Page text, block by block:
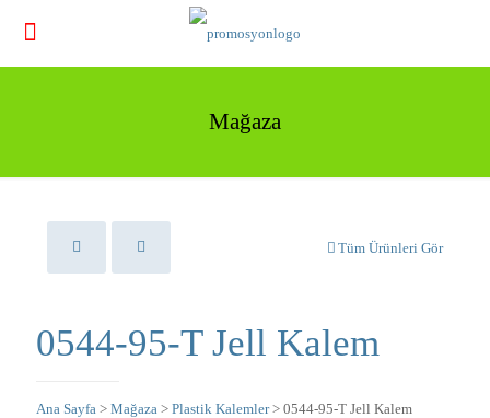
Mağaza
Tüm Ürünleri Gör
0544-95-T Jell Kalem
Ana Sayfa > Mağaza > Plastik Kalemler> 0544-95-T Jell Kalem